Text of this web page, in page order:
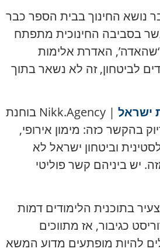
נושא החינוך בבית הספר כבר
בסביבה החינוכית מתפתח
האדרת אלימות
לביטחון, זה לא נשאר בתוך
ישראל
| Nikk.Agency בוחנת
בהקשר כזה: מימון אירופי,
וביטחון ישראל לא
יש ביניהם קשר פוליטי
בתוכנית הלימודים דמות
כגיבור, אז מתווכים
להיות מופתעים מדוע המשא